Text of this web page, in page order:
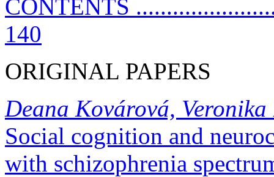
CONTENTS
140
ORIGINAL PAPERS
Deana Kovárová, Veronika
Social cognition and
with schizophrenia